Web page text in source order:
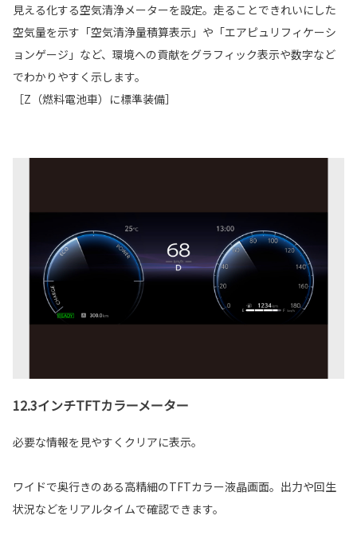
見える化する空気清浄メーターを設定。走ることできれいにした
空気量を示す「空気清浄量積算表示」や「エアピュリフィケーシ
ョンゲージ」など、環境への貢献をグラフィック表示や数字など
でわかりやすく示します。
［Z（燃料電池車）に標準装備］
12.3インチTFTカラーメーター
必要な情報を見やすくクリアに表示。
ワイドで奥行きのある高精細のTFTカラー液晶画面。出力や回生
状況などをリアルタイムで確認できます。